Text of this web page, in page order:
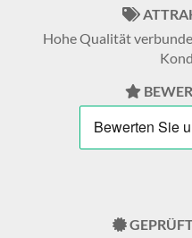
Hohe Qualität